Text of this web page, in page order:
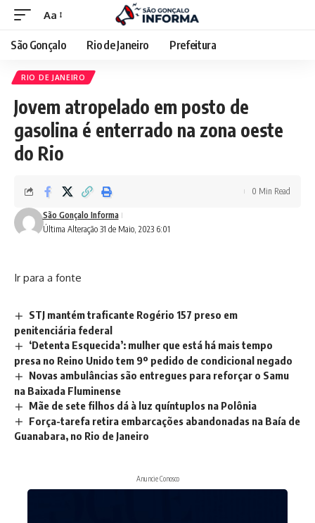
Aa
São Gonçalo Rio de Janeiro Prefeitura
RIO DE JANEIRO
Jovem atropelado em posto de
gasolina é enterrado na zona oeste
do Rio
Última Alteração 31 de Maio, 2023 6:01
São Gonçalo Informa
0 Min Read
Ir para a fonte
STJ mantém traficante Rogério 157 preso em
penitenciária federal
‘Detenta Esquecida’: mulher que está há mais tempo
presa no Reino Unido tem 9º pedido de condicional negado
Novas ambulâncias são entregues para reforçar o Samu
na Baixada Fluminense
Mãe de sete filhos dá à luz quíntuplos na Polônia
Força-tarefa retira embarcações abandonadas na Baía de
Guanabara, no Rio de Janeiro
Anuncie Conosco